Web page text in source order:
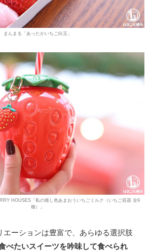
まんまる「あったかいちご白玉」
HOUSES「私の推し色あまおういちごミルク（いちご容器 全9
種）」
エーションは豊富で、あらゆる選択肢
べたいスイーツを吟味して食べられ